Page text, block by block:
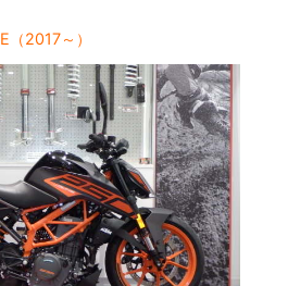
2017～）